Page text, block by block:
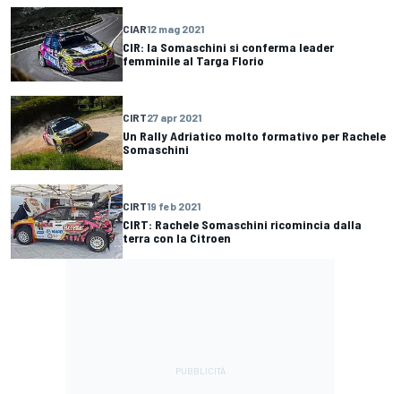
CIAR12 mag 2021
CIR: la Somaschini si conferma leader
femminile al Targa Florio
CIRT27 apr 2021
Un Rally Adriatico molto formativo per Rachele
Somaschini
CIRT19 feb 2021
CIRT: Rachele Somaschini ricomincia dalla
terra con la Citroen